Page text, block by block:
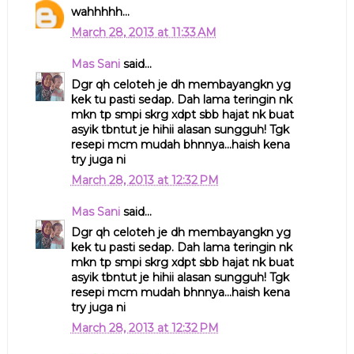
wahhhhh...
March 28, 2013 at 11:33 AM
Mas Sanisaid...
Dgr qh celoteh je dh membayangkn yg
kek tu pasti sedap. Dah lama teringin nk
mkn tp smpi skrg xdpt sbb hajat nk buat
asyik tbntut je hihii alasan sungguh! Tgk
resepi mcm mudah bhnnya...haish kena
try juga ni
March 28, 2013 at 12:32 PM
Mas Sanisaid...
Dgr qh celoteh je dh membayangkn yg
kek tu pasti sedap. Dah lama teringin nk
mkn tp smpi skrg xdpt sbb hajat nk buat
asyik tbntut je hihii alasan sungguh! Tgk
resepi mcm mudah bhnnya...haish kena
try juga ni
March 28, 2013 at 12:32 PM